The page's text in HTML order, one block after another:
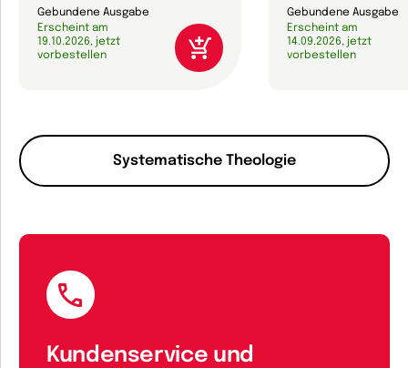
Systematische Theologie
Gebundene Ausgabe
Erscheint am
19.10.2026, jetzt
vorbestellen
Gebundene Ausgabe
Erscheint am
14.09.2026, jetzt
vorbestellen
Kundenservice und